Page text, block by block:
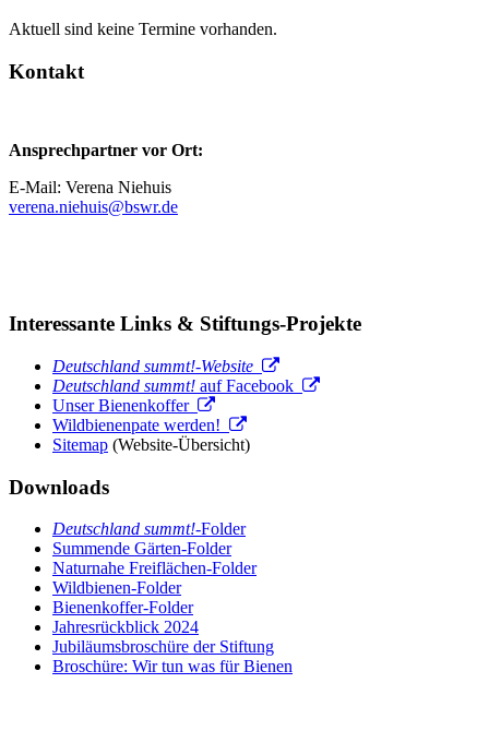
Aktuell sind keine Termine vorhanden.
Kontakt
Ansprechpartner vor Ort:
E-Mail: Verena Niehuis
verena.niehuis@bswr.de
Interessante Links & Stiftungs-Projekte
Deutschland summt!-Website
Deutschland summt! auf Facebook
Unser Bienenkoffer
Wildbienenpate werden!
Sitemap (Website-Übersicht)
Downloads
Deutschland summt!-Folder
Summende Gärten-Folder
Naturnahe Freiflächen-Folder
Wildbienen-Folder
Bienenkoffer-Folder
Jahresrückblick 2024
Jubiläumsbroschüre der Stiftung
Broschüre: Wir tun was für Bienen